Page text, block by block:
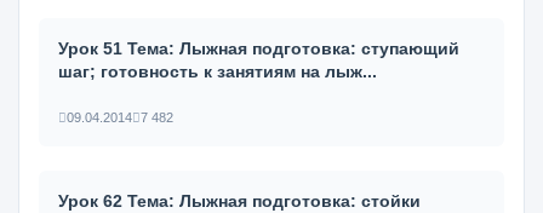
Урок 51 Тема: Лыжная подготовка: ступающий
шаг; готовность к занятиям на лыж...
09.04.2014 7 482
Урок 62 Тема: Лыжная подготовка: стойки